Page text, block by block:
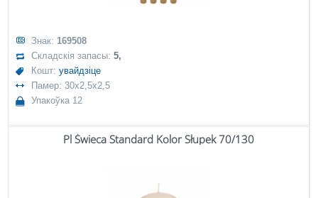
Знак: 169508
Складскія запасы:5,
Кошт:увайдзіце
Памер: 30x2,5x2,5
Упакоўка 12
Pl Świeca Standard Kolor Słupek 70/130